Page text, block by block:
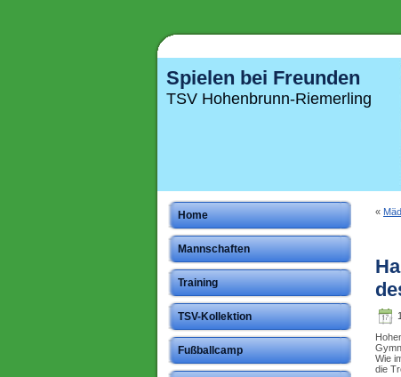
Spielen bei Freunden
TSV Hohenbrunn-Riemerling
Home
Mannschaften
Training
TSV-Kollektion
Fußballcamp
«
Wie
die